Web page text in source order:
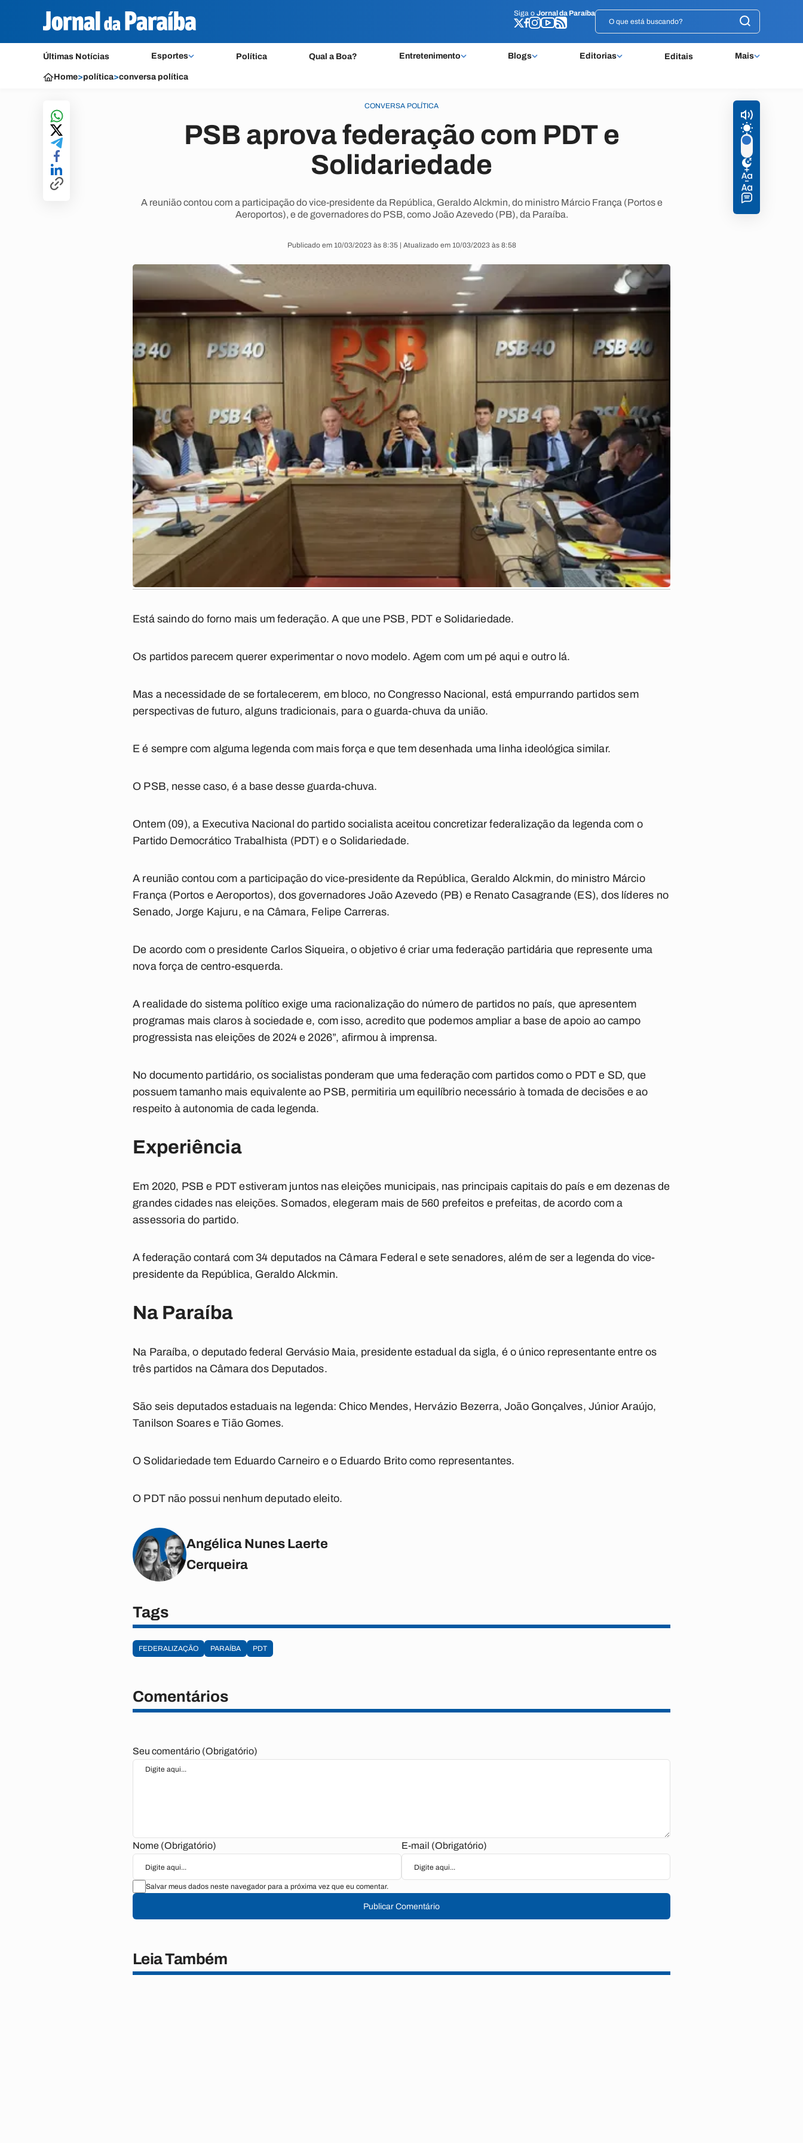
Siga o Jornal da Paraíba
Últimas Notícias Esportes Política Qual a Boa? Entretenimento Blogs Editorias Editais Mais
Siga o Jornal da Paraíba
Home>política>conversa política
CONVERSA POLÍTICA
PSB aprova federação com PDT e
Solidariedade
A reunião contou com a participação do vice-presidente da República, Geraldo Alckmin, do ministro Márcio França (Portos e
Aeroportos), e de governadores do PSB, como João Azevedo (PB), da Paraíba.
Publicado em 10/03/2023 às 8:35 | Atualizado em 10/03/2023 às 8:58
Está saindo do forno mais um federação. A que une PSB, PDT e Solidariedade.
Os partidos parecem querer experimentar o novo modelo. Agem com um pé aqui e outro lá.
Mas a necessidade de se fortalecerem, em bloco, no Congresso Nacional, está empurrando partidos sem
perspectivas de futuro, alguns tradicionais, para o guarda-chuva da união.
E é sempre com alguma legenda com mais força e que tem desenhada uma linha ideológica similar.
O PSB, nesse caso, é a base desse guarda-chuva.
Ontem (09), a Executiva Nacional do partido socialista aceitou concretizar federalização da legenda com o
Partido Democrático Trabalhista (PDT) e o Solidariedade.
A reunião contou com a participação do vice-presidente da República, Geraldo Alckmin, do ministro Márcio
França (Portos e Aeroportos), dos governadores João Azevedo (PB) e Renato Casagrande (ES), dos líderes no
Senado, Jorge Kajuru, e na Câmara, Felipe Carreras.
De acordo com o presidente Carlos Siqueira, o objetivo é criar uma federação partidária que represente uma
nova força de centro-esquerda.
A realidade do sistema político exige uma racionalização do número de partidos no país, que apresentem
programas mais claros à sociedade e, com isso, acredito que podemos ampliar a base de apoio ao campo
progressista nas eleições de 2024 e 2026”, afirmou à imprensa.
No documento partidário, os socialistas ponderam que uma federação com partidos como o PDT e SD, que
possuem tamanho mais equivalente ao PSB, permitiria um equilíbrio necessário à tomada de decisões e ao
respeito à autonomia de cada legenda.
Experiência
Em 2020, PSB e PDT estiveram juntos nas eleições municipais, nas principais capitais do país e em dezenas de
grandes cidades nas eleições. Somados, elegeram mais de 560 prefeitos e prefeitas, de acordo com a
assessoria do partido.
A federação contará com 34 deputados na Câmara Federal e sete senadores, além de ser a legenda do vice-
presidente da República, Geraldo Alckmin.
Na Paraíba
Na Paraíba, o deputado federal Gervásio Maia, presidente estadual da sigla, é o único representante entre os
três partidos na Câmara dos Deputados.
São seis deputados estaduais na legenda: Chico Mendes, Hervázio Bezerra, João Gonçalves, Júnior Araújo,
Tanilson Soares e Tião Gomes.
O Solidariedade tem Eduardo Carneiro e o Eduardo Brito como representantes.
O PDT não possui nenhum deputado eleito.
Angélica Nunes Laerte
Cerqueira
Tags
FEDERALIZAÇÃO PARAÍBA PDT
Comentários
Seu comentário (Obrigatório)
Nome (Obrigatório) E-mail (Obrigatório)
Salvar meus dados neste navegador para a próxima vez que eu comentar.
Publicar Comentário
Leia Também